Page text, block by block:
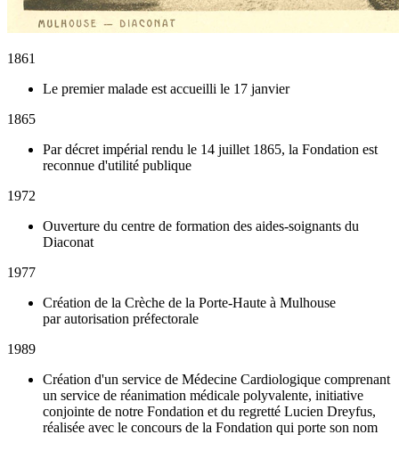
1861
Le premier malade est accueilli le 17 janvier
1865
Par décret impérial rendu le 14 juillet 1865, la Fondation est
reconnue d'utilité publique
1972
Ouverture du centre de formation des aides-soignants du
Diaconat
1977
Création de la Crèche de la Porte-Haute à Mulhouse
par autorisation préfectorale
1989
Création d'un service de Médecine Cardiologique comprenant
un service de réanimation médicale polyvalente, initiative
conjointe de notre Fondation et du regretté Lucien Dreyfus,
réalisée avec le concours de la Fondation qui porte son nom